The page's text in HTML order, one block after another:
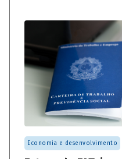
Economia e desenvolvimento